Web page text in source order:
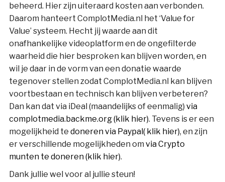
beheerd. Hier zijn uiteraard kosten aan verbonden.
Daarom hanteert ComplotMedia.nl het ‘Value for
Value’ systeem. Hecht jij waarde aan dit
onafhankelijke videoplatform en de ongefilterde
waarheid die hier besproken kan blijven worden, en
wil je daar in de vorm van een donatie waarde
tegenover stellen zodat ComplotMedia.nl kan blijven
voortbestaan en technisch kan blijven verbeteren?
Dan kan dat via iDeal (maandelijks of eenmalig) via
complotmedia.backme.org (klik hier). Tevens is er een
mogelijkheid te doneren via Paypal( klik hier), en zijn
er verschillende mogelijkheden om via Crypto
munten te doneren (klik hier).
Dank jullie wel voor al jullie steun!